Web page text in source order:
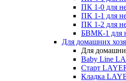
ПК 1-0 для
ПК 1-1 для
ПК 1-2 для
БВМК-1 для
Для домашних
Для
Baby Line
Старт
Кладка